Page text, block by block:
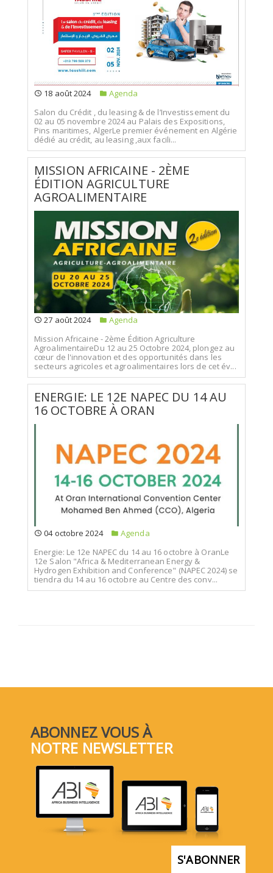
18 août 2024
Agenda
Salon du Crédit , du leasing & de l’Investissement du
02 au 05 novembre 2024 au Palais des Expositions,
Pins maritimes, AlgerLe premier événement en Algérie
dédié au crédit, au leasing ,aux facili...
MISSION AFRICAINE - 2ÈME
ÉDITION AGRICULTURE
AGROALIMENTAIRE
27 août 2024
Agenda
Mission Africaine - 2ème Édition Agriculture
AgroalimentaireDu 12 au 25 Octobre 2024, plongez au
cœur de l'innovation et des opportunités dans les
secteurs agricoles et agroalimentaires lors de cet év...
ENERGIE: LE 12E NAPEC DU 14 AU
16 OCTOBRE À ORAN
04 octobre 2024
Agenda
Energie: Le 12e NAPEC du 14 au 16 octobre à OranLe
12e Salon "Africa & Mediterranean Energy &
Hydrogen Exhibition and Conference" (NAPEC 2024) se
tiendra du 14 au 16 octobre au Centre des conv...
ABONNEZ VOUS À
NOTRE NEWSLETTER
S'ABONNER